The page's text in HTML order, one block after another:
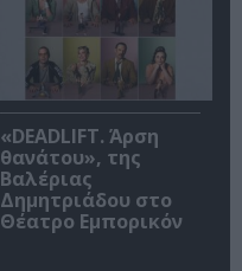
«DEADLIFT. Άρση
θανάτου», της
Βαλέριας
Δημητριάδου στο
Θέατρο Εμπορικόν